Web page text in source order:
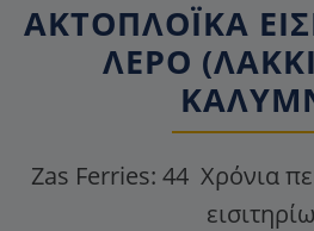
ΑΚΤΟΠΛΟΪΚΑ
ΛΈΡΟ
Zas Ferries: 44 Χρόνια